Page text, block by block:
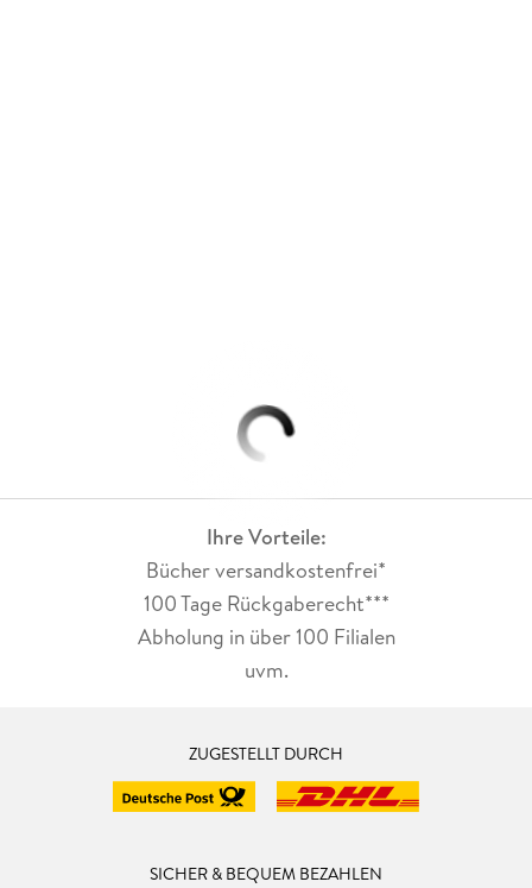
Ihre Vorteile:
Bücher versandkostenfrei*
100 Tage Rückgaberecht***
Abholung in über 100 Filialen
uvm.
ZUGESTELLT DURCH
SICHER & BEQUEM BEZAHLEN